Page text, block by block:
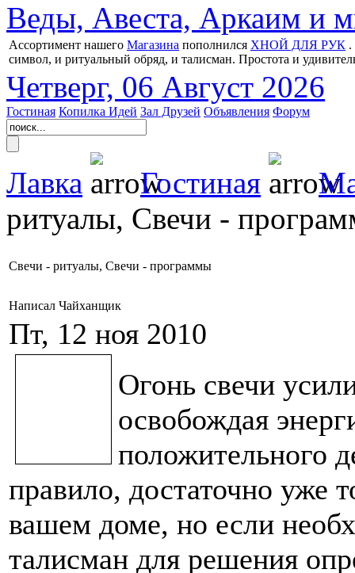
Веды, Авеста, Аркаим и
Ассортимент нашего Магазина пополнился ХНОЙ ДЛЯ РУК .
символ, и ритуальный обряд, и талисман. Простота и
Четверг, 06 Август 2026
Гостиная Копилка Идей Зал Друзей Объявления Форум
Лавка Гостиная
ритуалы, Свечи -
Свечи - ритуалы, Свечи - программы
Написал Чайханщик
Пт, 12 ноя 2010
Огонь свечи
освобождая
положительного
правило, достаточно уже
вашем доме, но если
талисман для решения